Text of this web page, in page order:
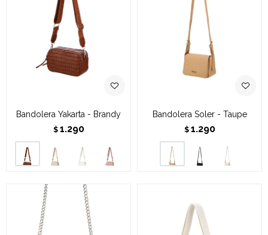
Bandolera Yakarta - Brandy
$ 1.290
Bandolera Soler - Taupe
$ 1.290